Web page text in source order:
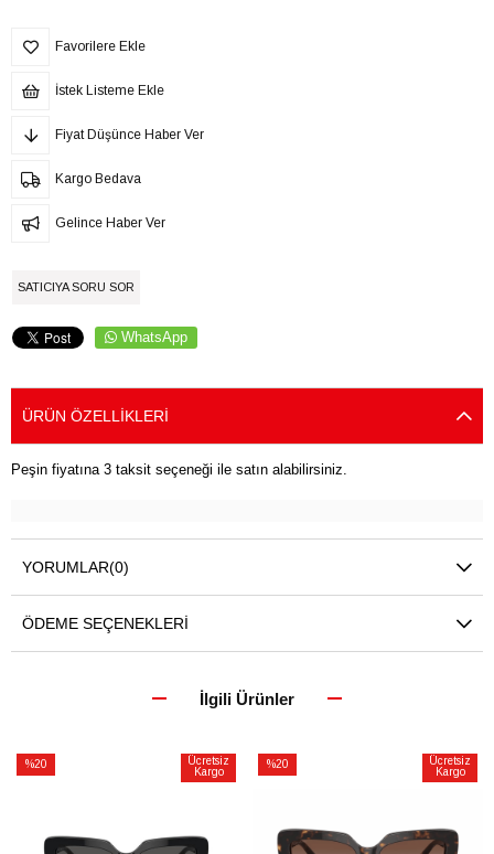
Favorilere Ekle
İstek Listeme Ekle
Fiyat Düşünce Haber Ver
Kargo Bedava
Gelince Haber Ver
SATICIYA SORU SOR
WhatsApp
ÜRÜN ÖZELLIKLERI
Peşin fiyatına 3 taksit seçeneği ile satın alabilirsiniz.
YORUMLAR(0)
ÖDEME SEÇENEKLERI
İlgili Ürünler
%20
Ücretsiz
Kargo
%20
Ücretsiz
Kargo